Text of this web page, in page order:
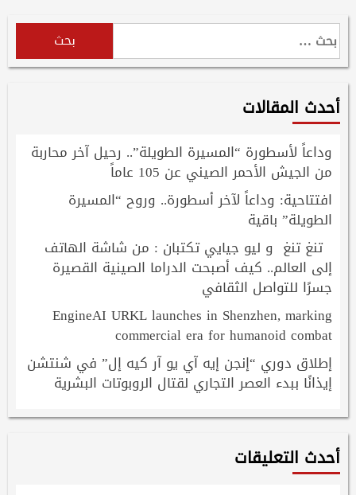
البحث
عن:
أحدث المقالات
وداعاً لأسطورة “المسيرة الطويلة”.. رحيل آخر محاربة
من الجيش الأحمر الصيني عن 105 عاماً
افتتاحية: وداعاً لآخر أسطورة.. وروح “المسيرة
الطويلة” باقية
تنغ تنغ و ليو جيايي تكتبان : من شاشة الهاتف
إلى العالم.. كيف أصبحت الدراما الصينية القصيرة
جسرًا للتواصل الثقافي
EngineAI URKL launches in Shenzhen, marking
commercial era for humanoid combat
إطلاق دوري “إنجن إيه آي يو آر كيه إل” في شنتشن
إيذانًا ببدء العصر التجاري لقتال الروبوتات البشرية
أحدث التعليقات